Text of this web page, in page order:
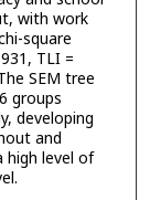
with work
square
TLI =
SEM tree
groups
developing
and
level of